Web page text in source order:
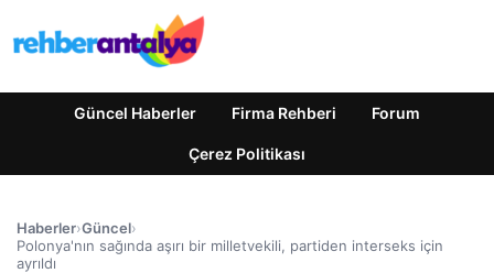
Güncel Haberler Firma Rehberi Forum
Çerez Politikası
Haberler›Güncel›
Polonya'nın sağında aşırı bir milletvekili, partiden interseks için
ayrıldı